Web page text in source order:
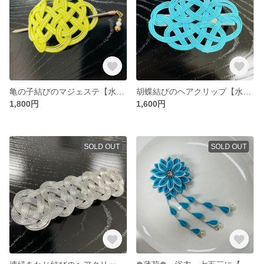
1,800円
1,600円
SOLD OUT SOLD OUT